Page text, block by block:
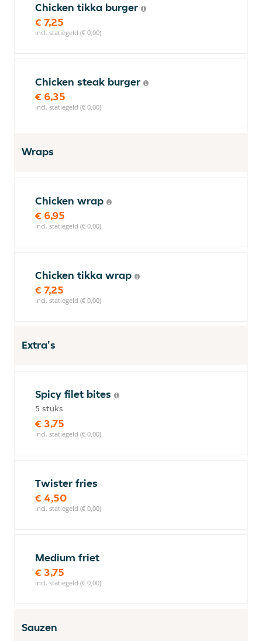
Chicken tikka burger
€ 7,25
incl. statiegeld (€ 0,00)
Chicken steak burger
€ 6,35
incl. statiegeld (€ 0,00)
Wraps
Chicken wrap
€ 6,95
incl. statiegeld (€ 0,00)
Chicken tikka wrap
€ 7,25
incl. statiegeld (€ 0,00)
Extra's
Spicy filet bites
5 stuks
€ 3,75
incl. statiegeld (€ 0,00)
Twister fries
€ 4,50
incl. statiegeld (€ 0,00)
Medium friet
€ 3,75
incl. statiegeld (€ 0,00)
Sauzen